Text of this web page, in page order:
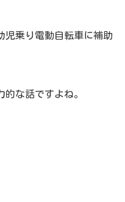
児乗り電動自転車に補助
な話ですよね。